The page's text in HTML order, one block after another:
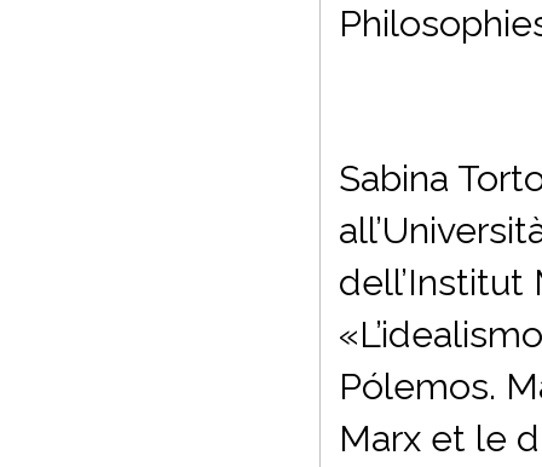
Sabina
dell’Institut
Pólemos.
Marx et le